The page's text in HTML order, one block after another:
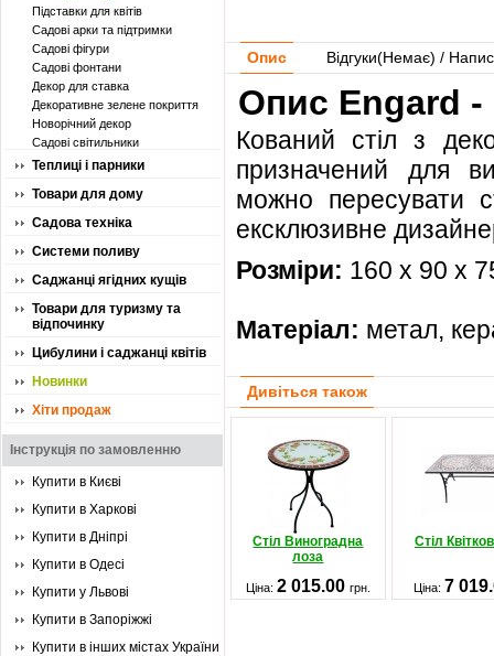
Підставки для квітів
Садові арки та підтримки
Садові фігури
Садові фонтани
Декор для ставка
Декоративне зелене покриття
Новорічний декор
Садові світильники
Теплиці і парники
Товари для дому
Садова техніка
Системи поливу
Саджанці ягідних кущів
Товари для туризму та
відпочинку
Цибулини і саджанці квітів
Новинки
Хіти продаж
Інструкція по замовленню
Купити в Києві
Купити в Харкові
Купити в Дніпрі
Купити в Одесі
Купити у Львові
Купити в Запоріжжі
Купити в інших містах України
Опис Відгуки(Немає) /
Опис Engard -
Кований стіл з
призначений для
можно пересувати
ексклюзивне
Розміри: 160 х 90 х
Матеріал: метал,
Дивіться також
Стіл Виноградна
лоза
Стіл
Ціна: 2 015.00 грн. Ціна: 7